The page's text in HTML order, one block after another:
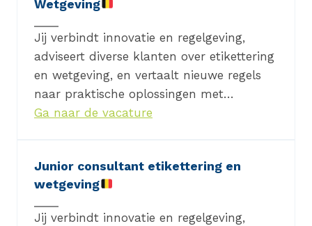
Wetgeving
Jij verbindt innovatie en regelgeving,
adviseert diverse klanten over etikettering
en wetgeving, en vertaalt nieuwe regels
naar praktische oplossingen met…
Ga naar de vacature
Junior consultant etikettering en
wetgeving
Jij verbindt innovatie en regelgeving,